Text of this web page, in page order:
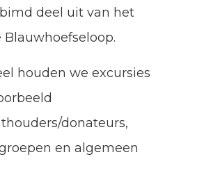
deel uit van het
houden we excursies
donateurs,
en algemeen